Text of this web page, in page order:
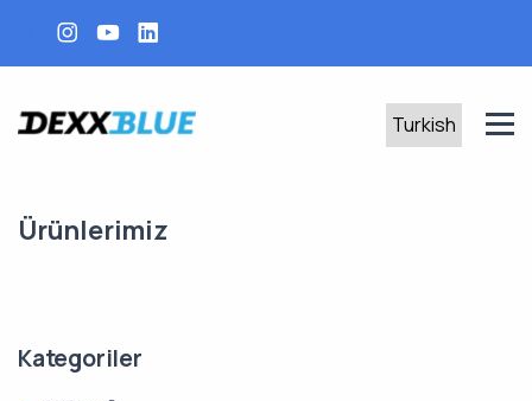
Ürünlerimiz
Kategoriler